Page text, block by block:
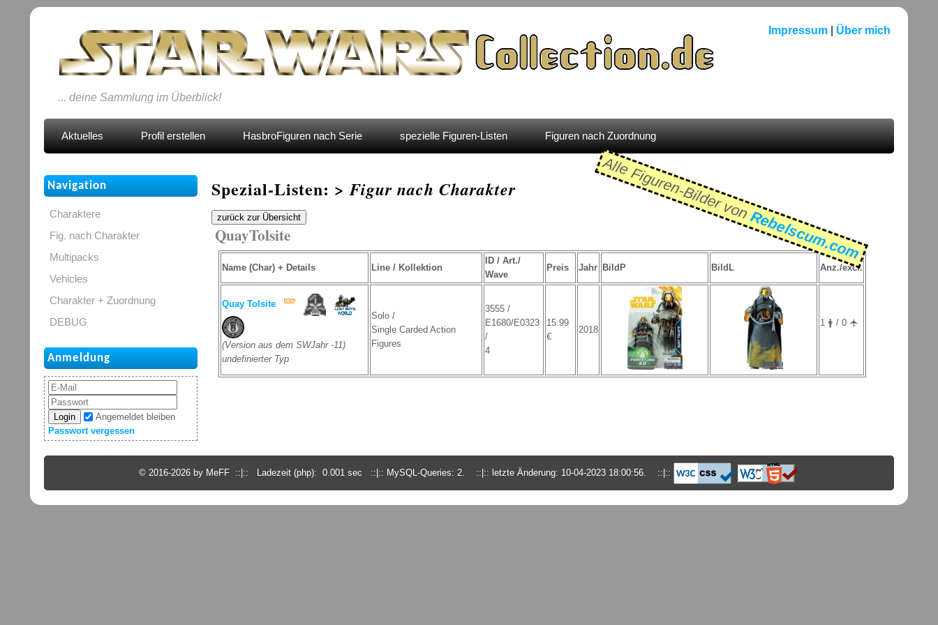
Impressum| Über mich
... deine Sammlung im Überblick!
Aktuelles Profil erstellen HasbroFiguren nach Serie spezielle Figuren-Listen Figuren nach Zuordnung
Navigation
Charaktere
Fig. nach Charakter
Multipacks
Vehicles
Charakter + Zuordnung
DEBUG
Anmeldung
Login
Angemeldet bleiben
Passwort vergessen
Spezial-Listen: >Figur nach Charakter Alle Figuren-Bilder von
Rebelscum.com
zurück zur Übersicht
QuayTolsite
Name (Char) + Details Line / Kollektion
ID / Art./
Wave
Preis Jahr BildP BildL Anz./excl.
Quay Tolsite
(Version aus dem SWJahr -11)
undefinierter Typ
Solo /
Single Carded Action
Figures
3555 /
E1680/E0323
/
4
15.99
€
2018
1 🛉 / 0 🛧
© 2016-2026 by MeFF ::|:: Ladezeit (php): 0.001 sec ::|:: MySQL-Queries: 2. ::|:: letzte Änderung: 10-04-2023 18:00:56. ::|::